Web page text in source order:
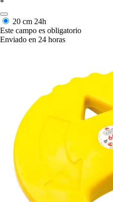
*
20 cm 24h
Este campo es obligatorio
Enviado en 24 horas